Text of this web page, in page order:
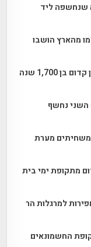
שנחשפה ליד
מהארץ הושבו
1,700 שנה
השני נחשף
משחיתים מערת
מתקופת ימי בית
למרגלות הר
החשמונאים